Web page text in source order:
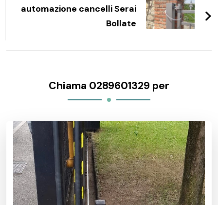
automazione cancelli Serai
Bollate
Chiama 0289601329 per